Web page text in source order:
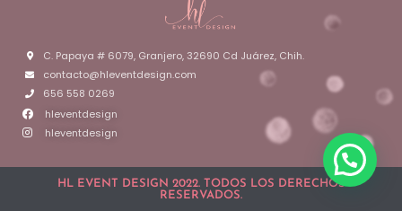
C. Papaya # 6079, Granjero, 32690 Cd Juárez, Chih.
contacto@hleventdesign.com
656 558 0269
hleventdesign
hleventdesign
HL EVENT DESIGN 2022. TODOS LOS DERECHOS
RESERVADOS.